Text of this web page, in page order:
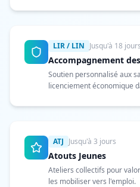
LIR / LIN Jusqu'à 18 jours
Accompagnement
Soutien personnalisé aux
licenciement économique
ATJ Jusqu'à 3 jours
Atouts Jeunes
Ateliers collectifs pour
les mobiliser vers l'emploi.